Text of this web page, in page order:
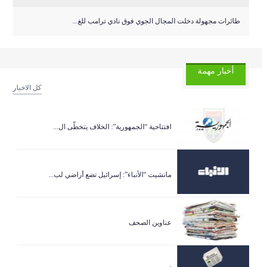
طائرات مجهولة دخلت المجال الجوي فوق نادي ترامب للغ...
أخبار مهمة
كل الاخبار
افتتاحية “الجمهورية”: الخلاف يتخطّى ال...
مانشيت “الأنباء”: إسرائيل تضع أراضي لب...
عناوين الصحف